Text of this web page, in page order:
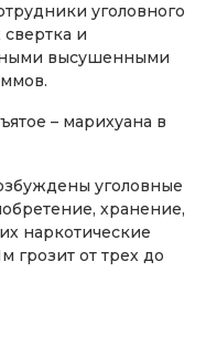
уголовного
и
высушенными
– марихуана в
уголовные
хранение,
наркотические
грозит от трех до